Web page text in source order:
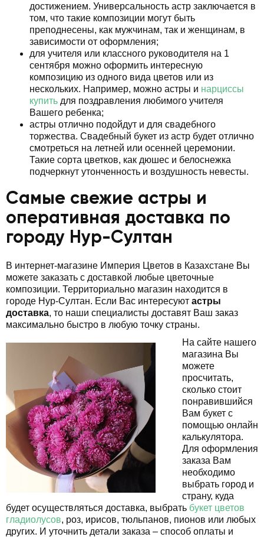
достижением. Универсальность астр заключается в
том, что такие композиции могут быть
преподнесены, как мужчинам, так и женщинам, в
зависимости от оформления;
для учителя или классного руководителя на 1
сентября можно оформить интересную
композицию из одного вида цветов или из
нескольких. Например, можно астры и нарциссы
купить для поздравления любимого учителя
Вашего ребенка;
астры отлично подойдут и для свадебного
торжества. Свадебный букет из астр будет отлично
смотреться на летней или осенней церемонии.
Такие сорта цветков, как дюшес и белоснежка
подчеркнут утонченность и воздушность невесты.
Самые свежие астры и
оперативная доставка по
городу Нур-Султан
В интернет-магазине Империя Цветов в Казахстане Вы
можете заказать с доставкой любые цветочные
композиции. Территориально магазин находится в
городе Нур-Султан. Если Вас интересуют астры
доставка, то наши специалисты доставят Ваш заказ
максимально быстро в любую точку страны.
На сайте нашего
магазина Вы
можете
просчитать,
сколько стоит
понравившийся
Вам букет с
помощью онлайн
калькулятора.
Для оформления
заказа Вам
необходимо
выбрать город и
страну, куда
будет осуществляться доставка, выбрать букет цветов
гладиолусов, роз, ирисов, тюльпанов, пионов или любых
других. И уточнить детали заказа – способ оплаты и